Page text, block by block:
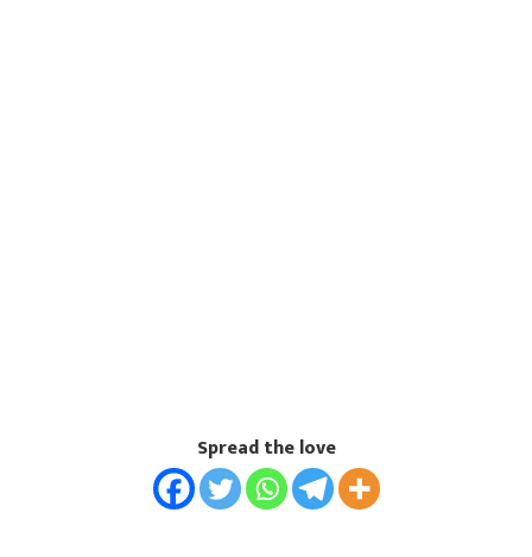
Spread the love